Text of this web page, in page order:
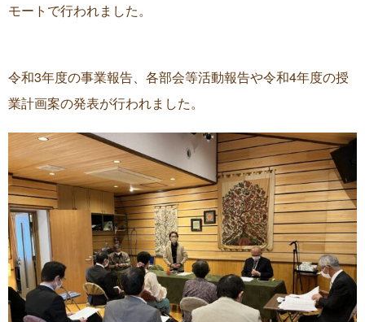
モートで行われました。
令和3年度の事業報告、各部会等活動報告や令和4年度の授
業計画案の発表が行われました。